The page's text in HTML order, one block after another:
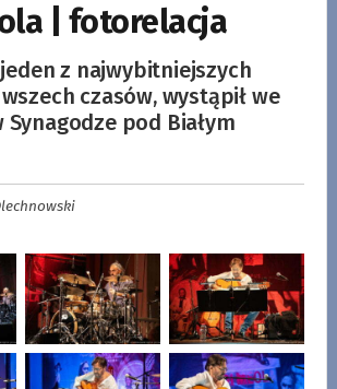
| fotorelacja
z najwybitniejszych
czasów, wystąpił we
Synagodze pod Białym